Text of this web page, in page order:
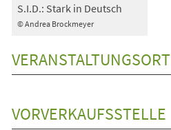
© Andrea Brockmeyer
S.I.D.: Stark in Deutsch
VERANSTALTUNGSORT
VORVERKAUFSSTELLE